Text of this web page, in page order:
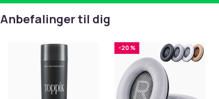
Anbefalinger til dig
-20 %